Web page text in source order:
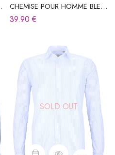
CHEMISE POUR HOMME BLEU
CIEL
39.90€
SOLD OUT